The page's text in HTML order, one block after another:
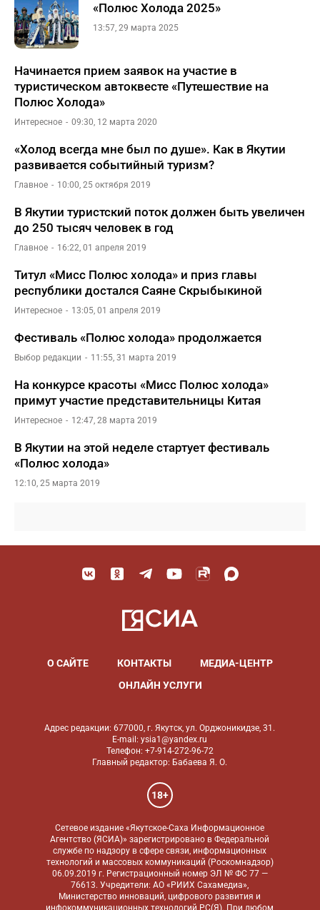
«Полюс Холода 2025»
13:57, 29 марта 2025
Начинается прием заявок на участие в
туристическом автоквесте «Путешествие на
Полюс Холода»
Интересное 09:30, 12 марта 2020
«Холод всегда мне был по душе». Как в Якутии
развивается событийный туризм?
Главное 10:00, 25 октября 2019
В Якутии туристский поток должен быть увеличен
до 250 тысяч человек в год
Главное 16:22, 01 апреля 2019
Титул «Мисс Полюс холода» и приз главы
республики достался Саяне Скрыбыкиной
Интересное 13:05, 01 апреля 2019
Фестиваль «Полюс холода» продолжается
Выбор редакции 11:55, 31 марта 2019
На конкурсе красоты «Мисс Полюс холода»
примут участие представительницы Китая
Интересное 12:47, 28 марта 2019
В Якутии на этой неделе стартует фестиваль
«Полюс холода»
12:10, 25 марта 2019
О САЙТЕ КОНТАКТЫ
МЕДИА-ЦЕНТР
ОНЛАЙН УСЛУГИ
Адрес редакции: 677000, г. Якутск, ул. Орджоникидзе, 31.
E-mail: ysia1@yandex.ru
Телефон: +7-914-272-96-72
Главный редактор: Бабаева Я. О.
18+
Сетевое издание «Якутское-Саха Информационное
Агентство (ЯСИА)» зарегистрировано в Федеральной
службе по надзору в сфере связи, информационных
технологий и массовых коммуникаций (Роскомнадзор)
06.09.2019 г. Регистрационный номер ЭЛ № ФС 77 —
76613. Учредители: АО «РИИХ Сахамедиа»,
Министерство инноваций, цифрового развития и
инфокоммуникационных технологий РС(Я). При любом